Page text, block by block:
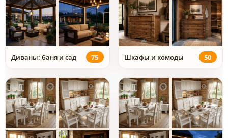
Диваны: баня и сад 75 Шкафы и комоды 50